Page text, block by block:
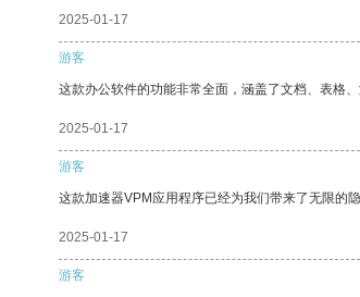
2025-01-17
游客
这款办公软件的功能非常全面，涵盖了文档、表格
2025-01-17
游客
这款加速器VPM应用程序已经为我们带来了无限的
2025-01-17
游客